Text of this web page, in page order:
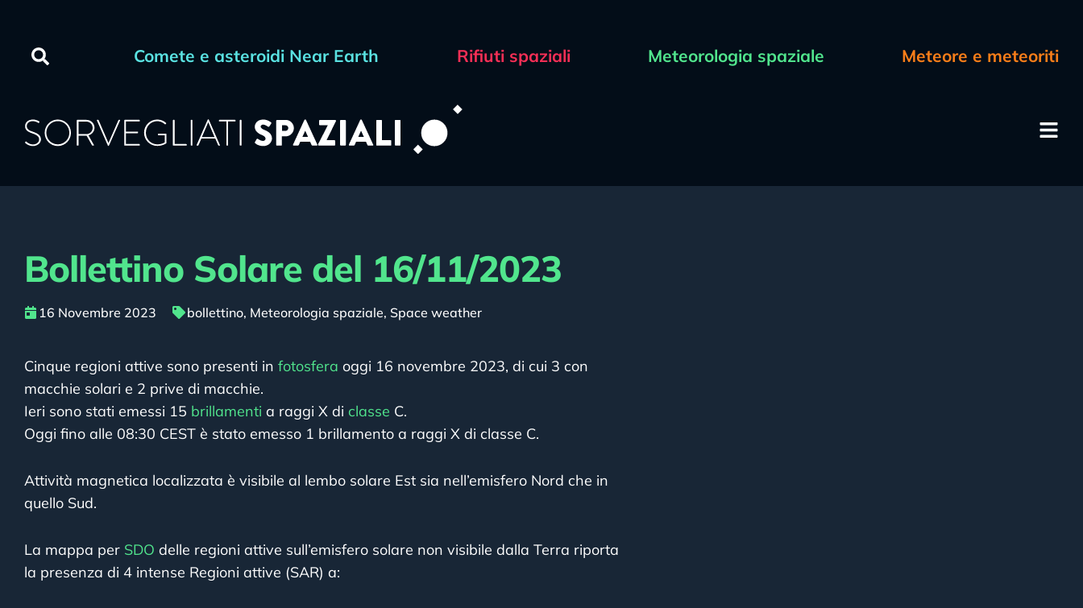
Comete e asteroidi Near Earth Rifiuti spaziali Meteorologia spaziale Meteore e meteoriti
Bollettino Solare del 16/11/2023
16 Novembre 2023 bollettino, Meteorologia spaziale, Space weather
Cinque regioni attive sono presenti in fotosfera oggi 16 novembre 2023, di cui 3 con
macchie solari e 2 prive di macchie.
Ieri sono stati emessi 15 brillamenti a raggi X di classe C.
Oggi fino alle 08:30 CEST è stato emesso 1 brillamento a raggi X di classe C.
Attività magnetica localizzata è visibile al lembo solare Est sia nell’emisfero Nord che in
quello Sud.
La mappa per SDO delle regioni attive sull’emisfero solare non visibile dalla Terra riporta
la presenza di 4 intense Regioni attive (SAR) a: